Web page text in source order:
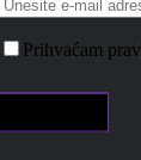
Prihvaćam